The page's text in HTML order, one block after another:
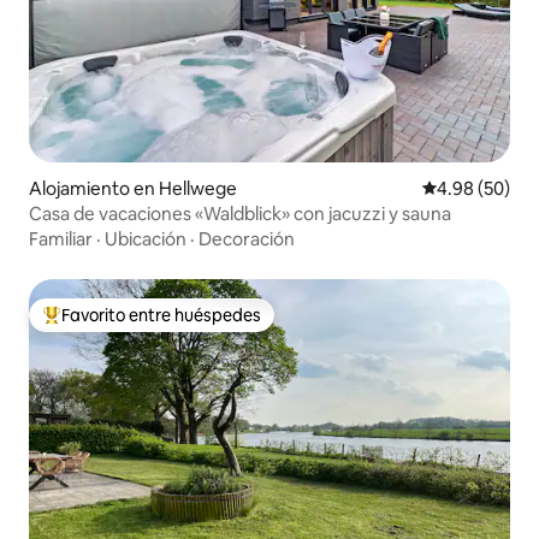
Alojamiento en Hellwege Calificación
4.98 (50)
Casa de vacaciones «Waldblick» con jacuzzi y sauna
Familiar · Ubicación · Decoración
Favorito entre huéspedes preferido
Favorito entre huéspedes